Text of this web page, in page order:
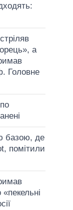
а
Головне
базою, де
помітили